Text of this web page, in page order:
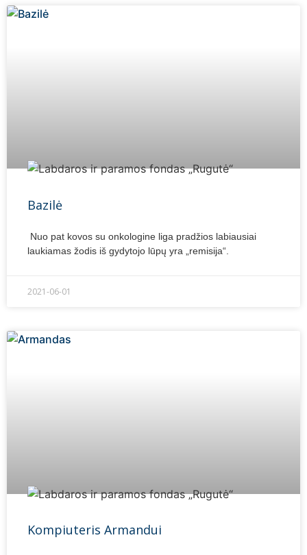
Bazilė
Nuo pat kovos su onkologine liga pradžios labiausiai
laukiamas žodis iš gydytojo lūpų yra „remisija“.
2021-06-01
Kompiuteris Armandui